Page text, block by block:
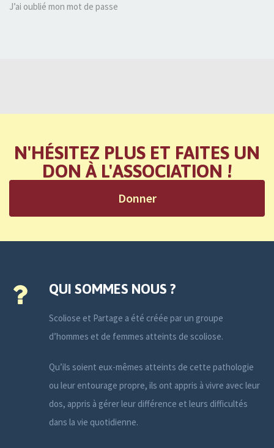
J’ai oublié mon mot de passe
N'HÉSITEZ PLUS ET FAITES UN
DON À L'ASSOCIATION !
Donner
QUI SOMMES NOUS ?
Scoliose et Partage a été créée par un groupe
d’hommes et de femmes atteints de scoliose.
Qu’ils soient eux-mêmes atteints de cette pathologie
ou leur entourage propre, ils ont appris à vivre avec leur
dos, appris à gérer leur différence et leurs difficultés
dans la vie quotidienne.